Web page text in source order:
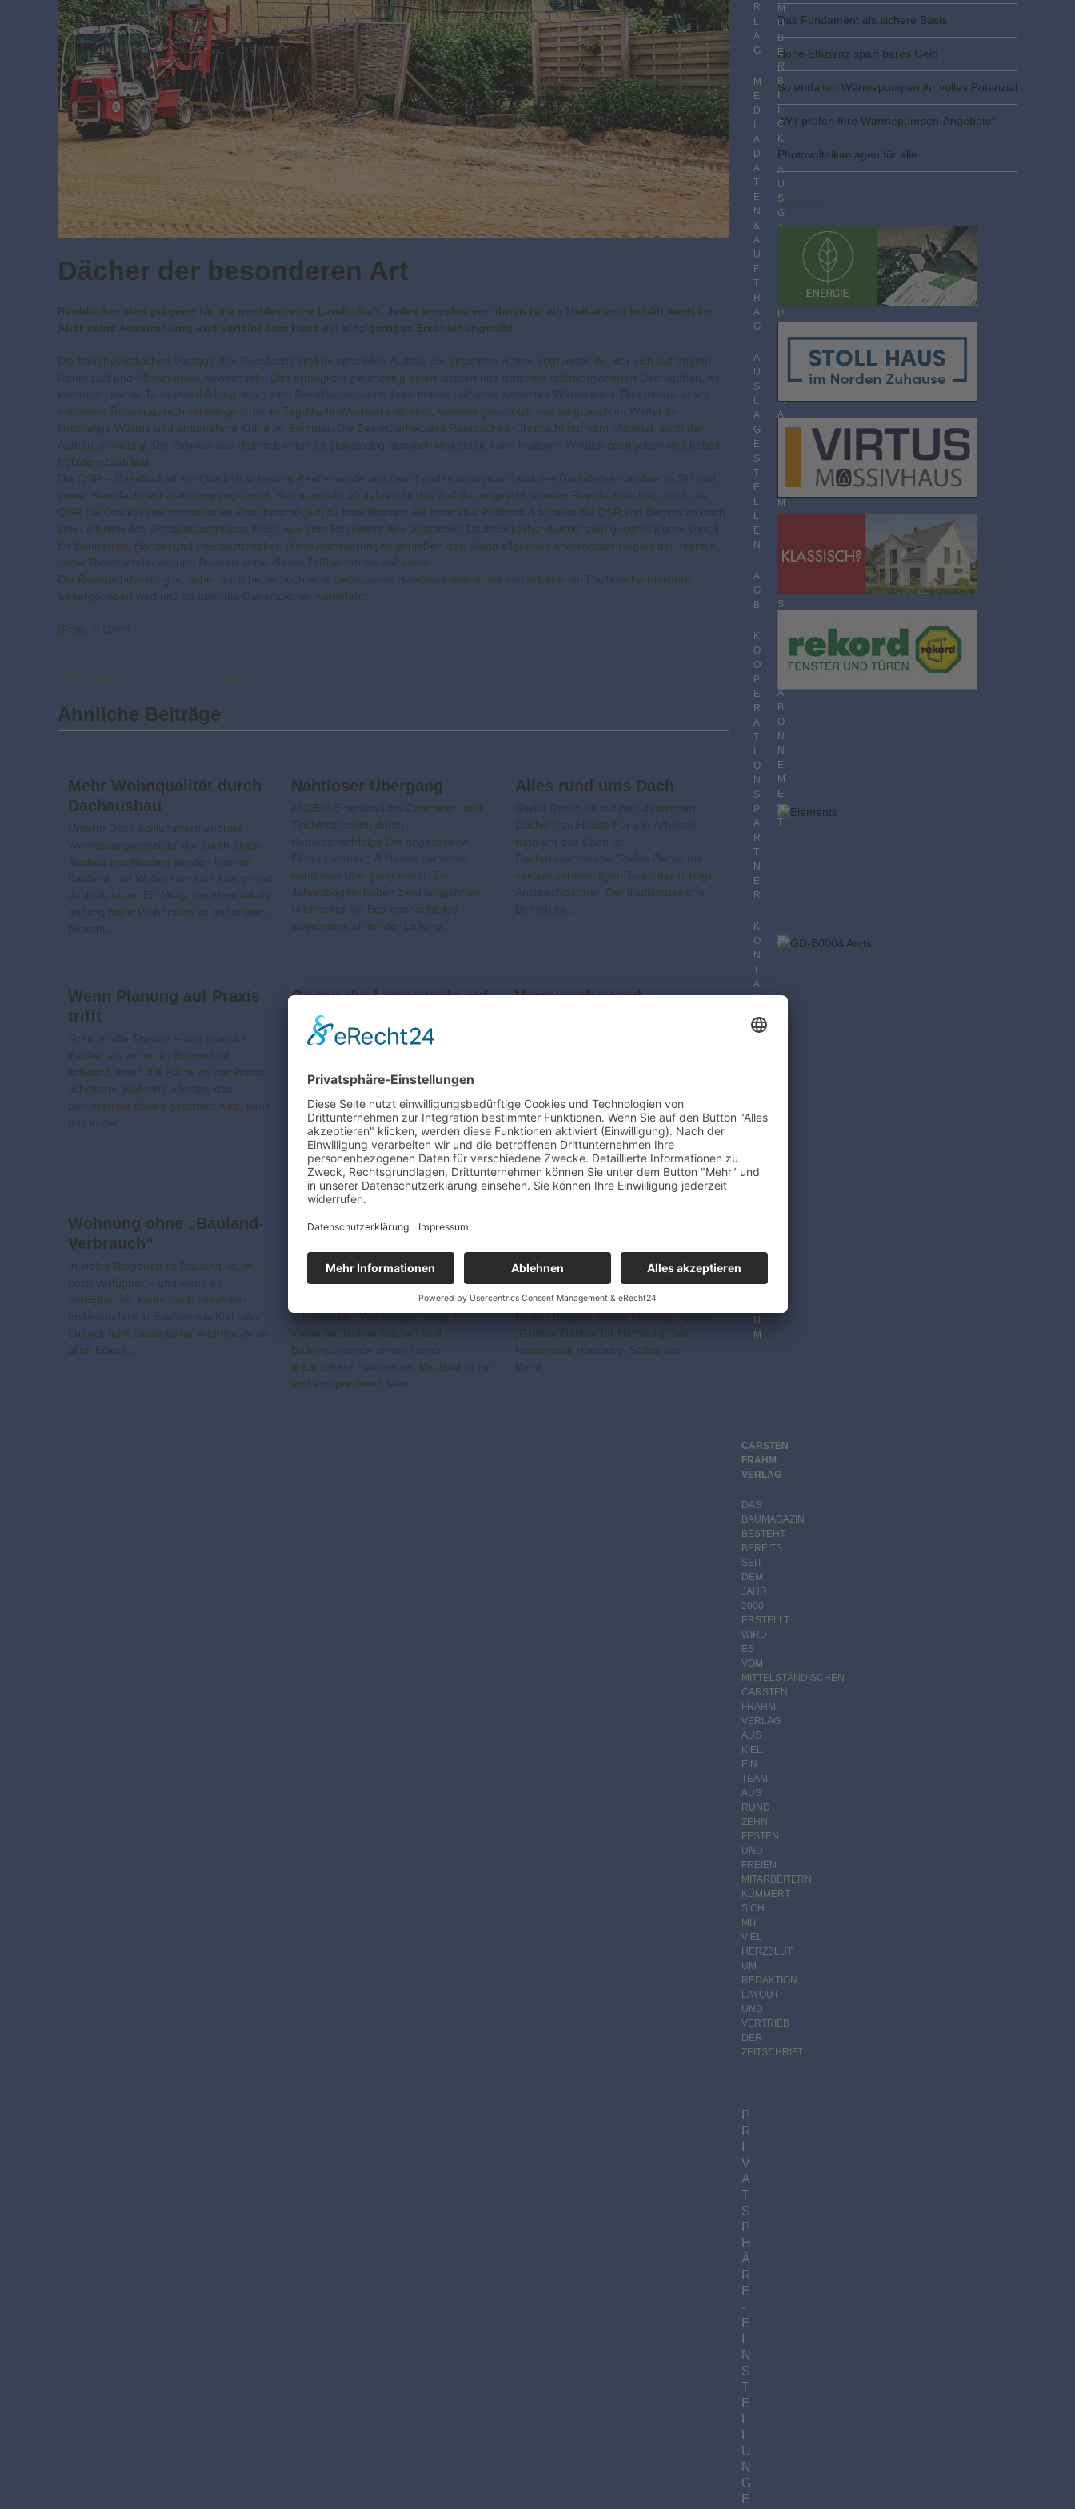
Dächer der besonderen Art
Reetdächer sind prägend für die norddeutsche Landschaft. Jedes einzelne von ihnen ist ein Unikat und behält auch im
Alter seine Ausstrahlung und verleiht dem Haus ein einzigartiges Erscheinungsbild.
Die bauphysikalischen Vorzüge des Reetdachs sind im speziellen Aufbau der einzelnen Halme begründet, bei der sich auf engem
Raum Luft und Pflanzenteile abwechseln. Das ermöglicht gleichzeitig einen dichten und trotzdem diffusionsoffenen Dachaufbau, es
kommt zu keiner Tauwasserbildung. Auch sind Reetdächer durch ihren hohen Luftanteil schlechte Wärmeleiter. Das Innere ist vor
extremen Temperaturschwankungen, die im Tag-Nacht-Wechsel auftreten, bestens geschützt, das sorgt auch im Winter für
kuschelige Wärme und angenehme Kühle im Sommer. Die Besonderheit des Reetdaches rührt nicht nur vom Material, auch der
Aufbau ist wichtig: Die Struktur aus Halmschichten ist gleichzeitig elastisch und stabil, kann kräftigen Winden nachgeben und behält
trotzdem Stabilität.
Die QSR – Gesellschaft zur Qualitätssicherung Reet – wurde aus dem Landesinnungsverband des Dachdeckerhandwerks SH und
seiner Reetdachdecker-Innung gegründet. Seit nunmehr 10 Jahren ist das Ziel der angeschlossenen Reetdachdecker, durch die
QSR die Qualität des verwendeten Reet bestmöglich zu beeinflussen. Als neutrales Prüfinstitut arbeitet die QSR von Beginn an nach
den Leitlinien des „Produktdatenblatts Reet“ aus dem Regelwerk des Deutschen Dachdeckerhandwerks zum gegenseitigem Vorteil
für Bauherren, Handel und Reetdachdecker. Diese Anforderungen genießen den Stand allgemein anerkannter Regeln der Technik.
Jeder Reetdachdecker und Bauherr sollte dieses Prüfverfahren anfordern.
Die Reetdachdeckung ist daher auch heute noch eine bedeutende Handwerkskunst, die von erfahrenen Dachdeckermeistern
weitergegeben wird und so über die Generationen weiterlebt.
(Foto: © Ohm)
Ähnliche Beiträge
Mehr Wohnqualität durch
Dachausbau
Unterm Dach schlummern enorme
Wohnraumpotenziale, die durch einen
Ausbau erschlossen werden können
Bauland und Wohnraum sind knapp und
deshalb teuer. Ein Weg, trotzdem relativ
günstig mehr Wohnraum zu generieren,
besteht…
Nahtloser Übergang
ANZEIGE Verlässliche Zimmerer- und
Tischlerarbeiten durch
Betriebsnachfolge Die angesehene
Firma Lambach & Haase hat einen
nahtlosen Übergang erlebt. Zu
Jahresbeginn haben zwei langjährige
Mitarbeiter die Betriebsnachfolge
angetreten. Unter der Leitung…
Alles rund ums Dach
Gerke GmbH ist auf norddeutschen
Dächern zu Hause Für alle Arbeiten
rund um das Dach ist
Dachdeckermeister Stefan Gerke mit
seinem zehnköpfigen Team der richtige
Ansprechpartner. Der traditionsreiche
Betrieb ist…
Wenn Planung auf Praxis
trifft
Grau ist alle Theorie – und manche
Bauherren sehen im Bauverlauf
schwarz, wenn die Pläne an der Praxis
scheitern. Während allerorts das
barrierefreie Bauen gefordert wird, kann
das in der…
Gegen die Langeweile auf
dem Dach
Wenn Kinder ein Dach malen, ist es
roten Biberschwanzziegeln eingedeckt
ist. Tatsächlich aber ist die Vielfalt der
Dacharten und -formen nahezu
grenzenlos. „Das ‚Ur-Dach‘…
Vorausschauend
Dachentwässerung aus Edelstahl.
Mittlerweile hat das inhabergeführte
Unternehmen über 40 Jahre Erfahrung
mit dem besonderen…
Wohnung ohne „Bauland-
Verbrauch“
In vielen Regionen ist Bauland kaum
noch verfügbar – und wenn es
verfügbar ist, kaum noch bezahlbar.
Insbesondere in Städten wie Kiel oder
Lübeck fehlt bezahlbarer Wohnraum an
allen Ecken…
Bezahlbarer Wohnraum
Dach-Aufstockungen sind sinnvolle
Alternativen, um zusätzlichen
Wohnraum in Ballungszentren zu
schaffen Der Wohnungsmangel in
vielen deutschen Städten und
Ballungszentren nimmt immer
drastischere Formen an. Bauland ist rar
und entsprechend teuer…
Es gibt bundesweit eine Reihe von
Städten und Gemeinden, die eine
Begrünung von Dächern fördern.
Bestes Beispiel ist das Förderprogramm
„Gründe Dächer für Hamburg“ der
Hansestadt Hamburg. Selbst der
Bund…
Das Fundament als sichere Basis
Hohe Effizienz spart bares Geld
So entfalten Wärmepumpen ihr volles Potenzial
„Wir prüfen Ihre Wärmepumpen-Angebote“
Photovoltaik­­anlagen für alle
Anzeigen
R
L
A
G
M
E
D
A
D
A
T
E
N
&
A
U
F
T
R
A
G
A
U
S
L
A
G
E
S
T
E
L
L
E
N
A
G
B
K
O
O
P
E
R
A
T
O
N
S
P
A
R
T
N
E
R
K
O
N
T
A
K
S
T
U
M
M
Ü
B
E
R
B
L
C
K
A
U
S
G
A
P
M
A
M
B
S
A
B
O
N
N
E
M
E
N
T
CARSTEN
FRAHM
VERLAG
DAS
BAUMAGAZIN
BESTEHT
BEREITS
SEIT
DEM
JAHR
2000.
ERSTELLT
WIRD
ES
VOM
MITTELSTÄNDISCHEN
CARSTEN
FRAHM
VERLAG
AUS
KIEL.
EIN
TEAM
AUS
RUND
ZEHN
FESTEN
UND
FREIEN
MITARBEITERN
KÜMMERT
SICH
MIT
VIEL
HERZBLUT
UM
REDAKTION,
LAYOUT
UND
VERTRIEB
DER
ZEITSCHRIFT.
P
R
V
A
T
S
P
H
Ä
R
E
-
E
N
S
T
E
U
N
G
E